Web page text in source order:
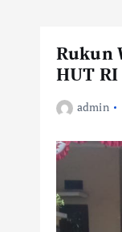
Rukun
HUT
admin